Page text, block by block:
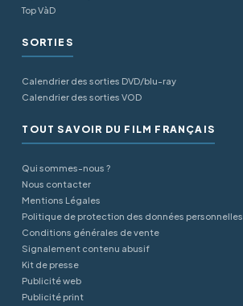
Top VàD
SORTIES
Calendrier des sorties DVD/blu-ray
Calendrier des sorties VOD
TOUT SAVOIR DU FILM FRANÇAIS
Qui sommes-nous ?
Nous contacter
Mentions Légales
Politique de protection des données personnelles
Conditions générales de vente
Signalement contenu abusif
Kit de presse
Publicité web
Publicité print